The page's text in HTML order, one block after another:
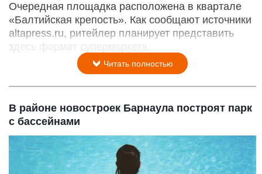
Очередная площадка расположена в квартале
«Балтийская крепость». Как сообщают источники
altapress.ru, ритейлер планирует представить
здесь формат супермаркета.
Читать полностью
В районе новостроек Барнаула построят парк
с бассейнами